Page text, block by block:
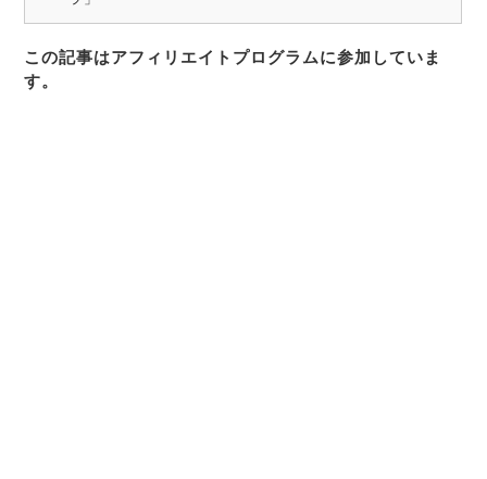
この記事はアフィリエイトプログラムに参加していま
す。